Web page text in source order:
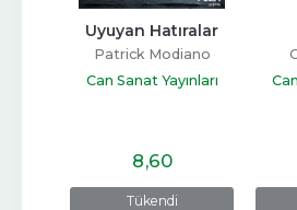
Tükendi
Uyuyan Hatıralar
Patrick Modiano
Can Sanat Yayınları
8,60